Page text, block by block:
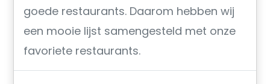
goede restaurants. Daarom hebben wij
een mooie lijst samengesteld met onze
favoriete restaurants.